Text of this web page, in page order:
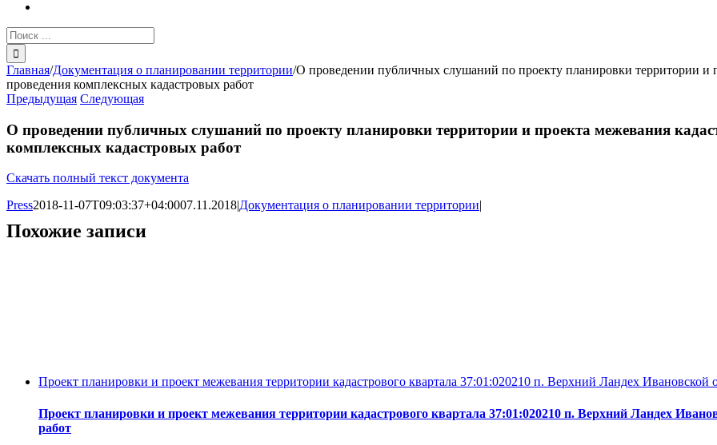
Результат
поиска:
Главная/Документация о планировании территории/О проведении публичных слушаний по проекту планировки территории и
проведения комплексных кадастровых работ
Предыдущая Следующая
О проведении публичных слушаний по проекту планировки территории и проекта межевания
комплексных кадастровых работ
Скачать полный текст документа
Press2018-11-07T09:03:37+04:0007.11.2018|Документация о планировании территории|
Похожие записи
Проект планировки и проект межевания территории кадастрового квартала 37:01:020210 п. Верхний Ландех
Проект планировки и проект межевания территории кадастрового квартала 37:01:020210 п. Верхний Ландех
работ